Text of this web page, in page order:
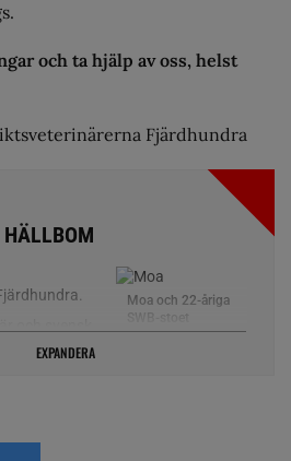
och ta hjälp av oss, helst
Fjärdhundra
Moa och 22-åriga
Nicolette.
sjukdomar.
EXPANDERA